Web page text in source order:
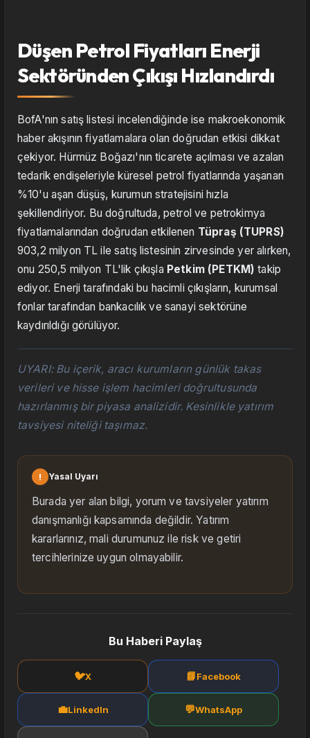
Düşen Petrol Fiyatları Enerji
Sektöründen Çıkışı Hızlandırdı
BofA'nın satış listesi incelendiğinde ise makroekonomik
haber akışının fiyatlamalara olan doğrudan etkisi dikkat
çekiyor. Hürmüz Boğazı'nın ticarete açılması ve azalan
tedarik endişeleriyle küresel petrol fiyatlarında yaşanan
%10'u aşan düşüş, kurumun stratejisini hızla
şekillendiriyor. Bu doğrultuda, petrol ve petrokimya
fiyatlamalarından doğrudan etkilenen Tüpraş (TUPRS)
903,2 milyon TL ile satış listesinin zirvesinde yer alırken,
onu 250,5 milyon TL'lik çıkışla Petkim (PETKM) takip
ediyor. Enerji tarafındaki bu hacimli çıkışların, kurumsal
fonlar tarafından bankacılık ve sanayi sektörüne
kaydırıldığı görülüyor.
UYARI: Bu içerik, aracı kurumların günlük takas
verileri ve hisse işlem hacimleri doğrultusunda
hazırlanmış bir piyasa analizidir. Kesinlikle yatırım
tavsiyesi niteliği taşımaz.
! Yasal Uyarı
Burada yer alan bilgi, yorum ve tavsiyeler yatırım
danışmanlığı kapsamında değildir. Yatırım
kararlarınız, mali durumunuz ile risk ve getiri
tercihlerinize uygun olmayabilir.
Bu Haberi Paylaş
🐦X 📘Facebook
💼LinkedIn 💬WhatsApp